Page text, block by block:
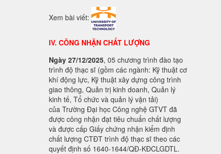
Xem bài viết:
IV. CÔNG NHẬN CHẤT LƯỢNG
Ngày 27/12/2025, 05 chương trình đào tạo
trình độ thạc sĩ (gồm các ngành: Kỹ thuật cơ
khí động lực, Kỹ thuật xây dựng công trình
giao thông, Quản trị kinh doanh, Quản lý
kinh tế, Tổ chức và quản lý vận tải)
của Trường Đại học Công nghệ GTVT đã
được công nhận đạt tiêu chuẩn chất lượng
và được cấp Giấy chứng nhận kiểm định
chất lượng CTĐT trình độ thạc sĩ theo các
quyết định số 1640-1644/QĐ-KĐCLGDTL.